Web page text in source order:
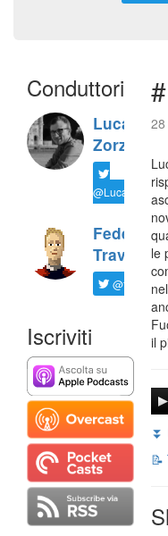
Conduttori
Luca
Zorzi
@LucaTNT
Federico
Travaini
@ftrava
Iscriviti
le
il
📝